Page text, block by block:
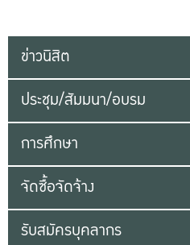
ข่าวนิสิต
ประชุม/สัมมนา/อบรม
การศึกษา
จัดซื้อจัดจ้าง
รับสมัครบุคลากร